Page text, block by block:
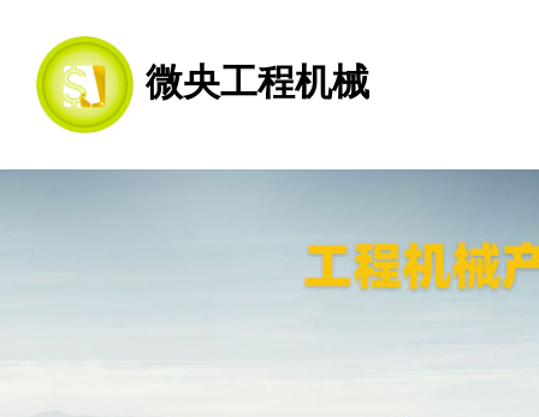
微央工程机械